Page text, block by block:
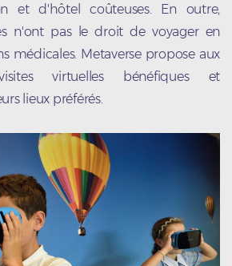
et d'hôtel coûteuses. En outre,
n'ont pas le droit de voyager en
médicales. Metaverse propose aux
virtuelles bénéfiques et
lieux préférés.